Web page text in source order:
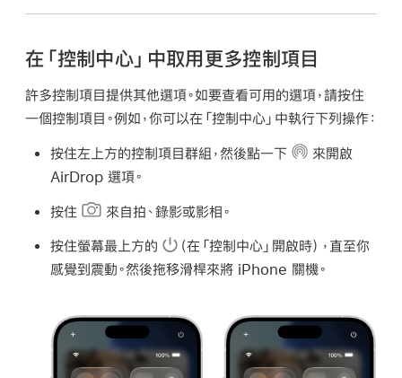
在「控制中心」中取用更多控制項目
許多控制項目提供其他選項。如要查看可用的選項，請按住
一個控制項目。例如，你可以在「控制中心」中執行下列操作：
按住左上方的控制項目群組，然後點一下
來開啟
AirDrop 選項。
按住 來自拍、錄影或影相。
按住螢幕最上方的
（在「控制中心」開啟時），直至你
感覺到震動。然後拖移滑桿來將 iPhone 關機。